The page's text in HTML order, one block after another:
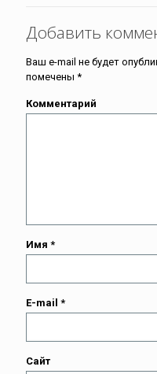
Добавить
Ваш e-mail не будет
помечены *
Комментарий
Имя *
E-mail *
Сайт